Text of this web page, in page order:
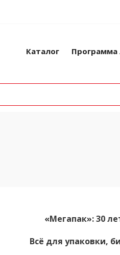
Каталог Программа
«Мегапак»: 30
Всё для упаковки,